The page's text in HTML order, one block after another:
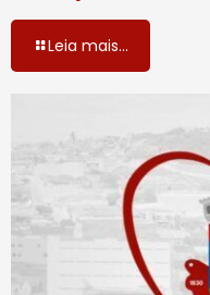
Leia mais...